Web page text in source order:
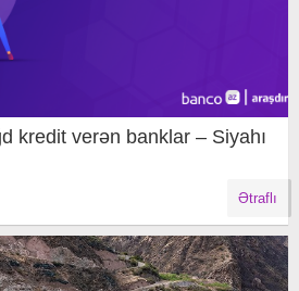
kredit verən banklar – Siyahı
Ətraflı